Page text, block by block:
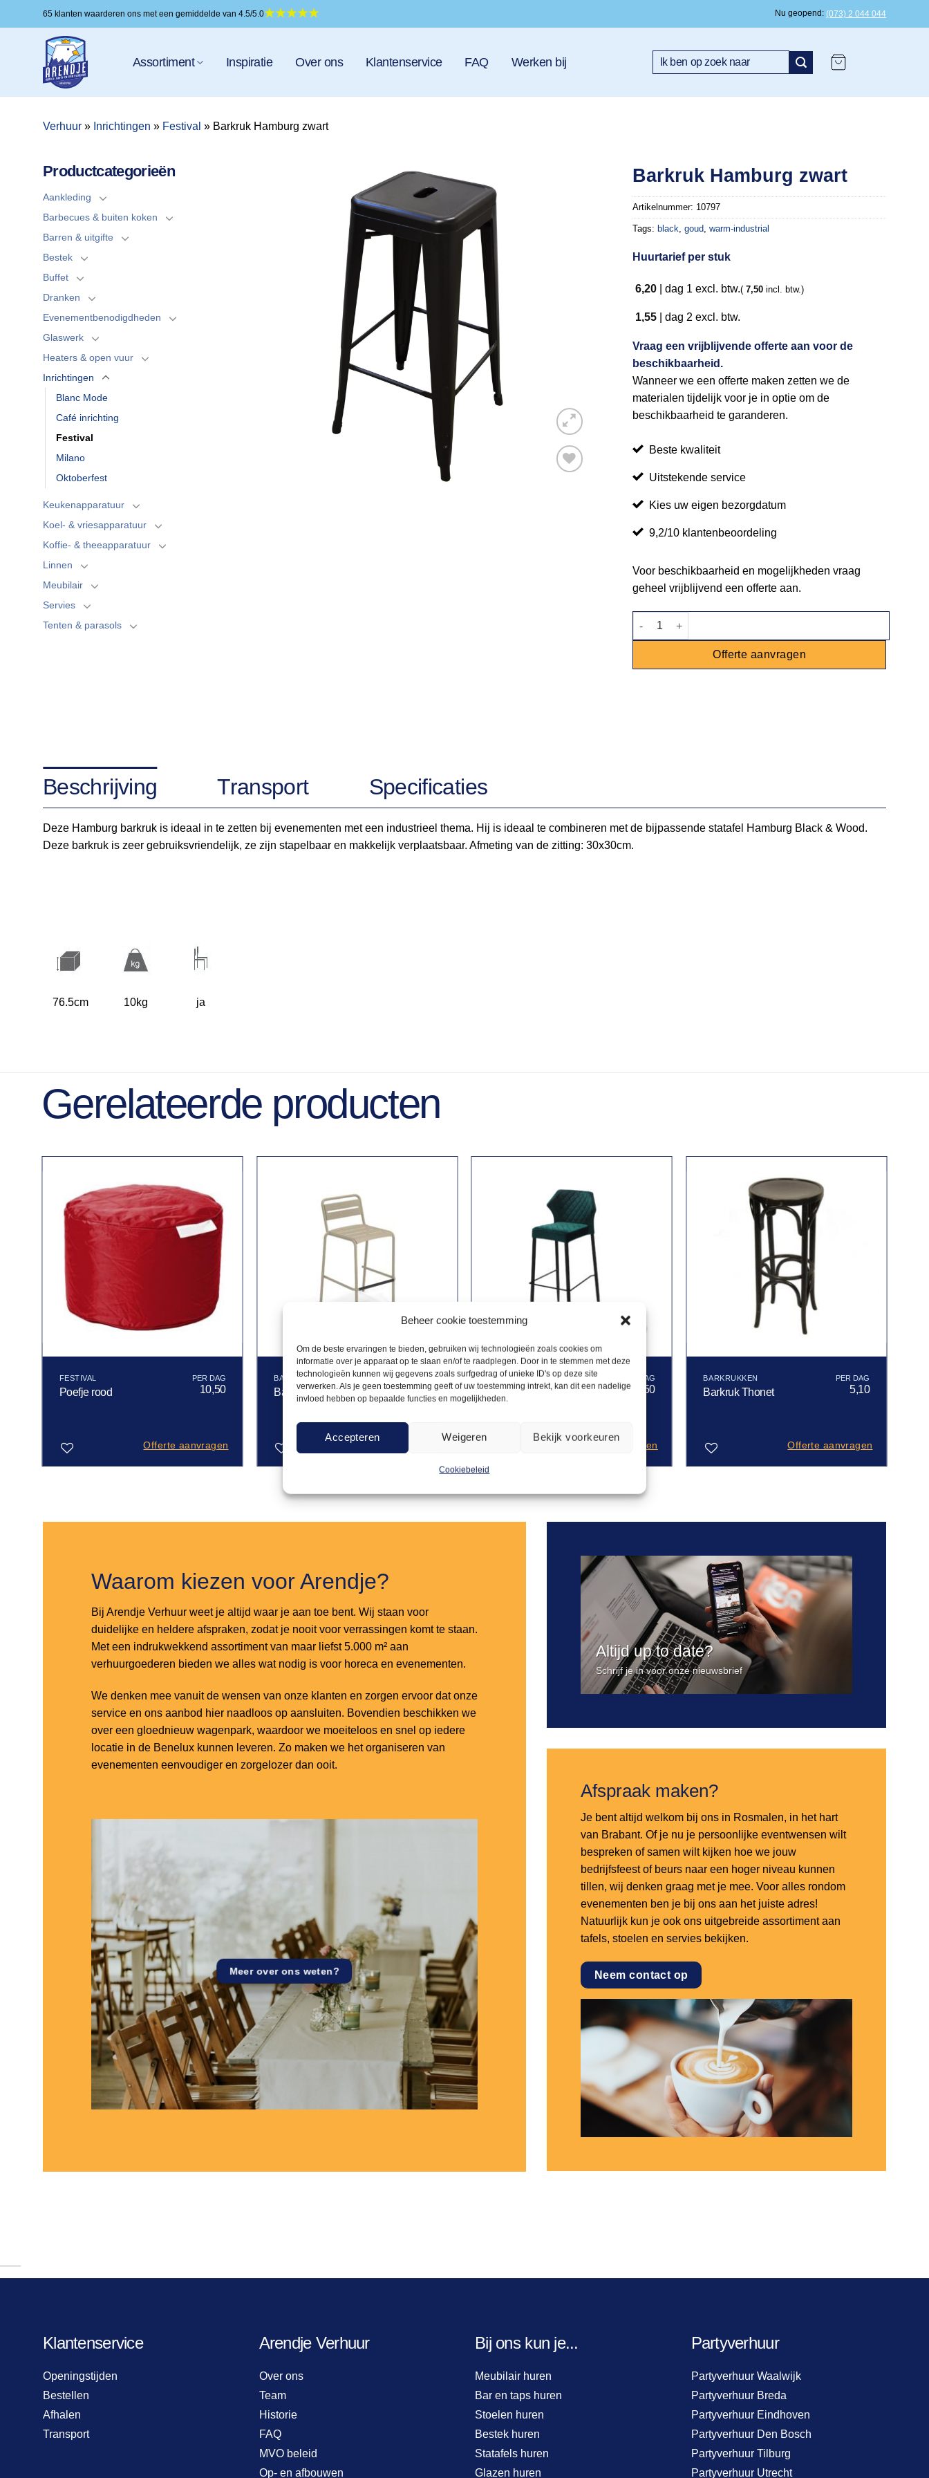
Beheer cookie toestemming
Om de beste ervaringen te bieden, gebruiken wij technologieën zoals cookies om
informatie over je apparaat op te slaan en/of te raadplegen. Door in te stemmen met deze
technologieën kunnen wij gegevens zoals surfgedrag of unieke ID's op deze site
verwerken. Als je geen toestemming geeft of uw toestemming intrekt, kan dit een nadelige
invloed hebben op bepaalde functies en mogelijkheden.
Accepteren Weigeren Bekijk voorkeuren
Cookiebeleid
naar
65 klanten waarderen ons met een gemiddelde van 4.5/5.0 Nu geopend (073) 2 044 044
Assortiment Inspiratie Over ons Klantenservice FAQ Werken bij
Zoeken
Verhuur » Inrichtingen » Festival » Barkruk Hamburg zwart
Productcategorieën
Aankleding
Barbecues & buiten koken
Barren & uitgifte
Bestek
Buffet
Dranken
Evenementbenodigdheden
Glaswerk
Heaters & open vuur
Inrichtingen
Blanc Mode
Café inrichting
Festival
Milano
Oktoberfest
Keukenapparatuur
Koel- & vriesapparatuur
Koffie- & theeapparatuur
Linnen
Meubilair
Servies
Tenten & parasols
Barkruk Hamburg zwart
Artikelnummer: 10797
Tags: black,goud,warm-industrial
Huurtarief per stuk
6,20 |dag 1 excl. btw.( 7,50 incl. btw.)
1,55 |dag 2 excl. btw.
Vraag een vrijblijvende offerte aan voor de
beschikbaarheid.
Wanneer we een offerte maken zetten we de
materialen tijdelijk voor je in optie om de
beschikbaarheid te garanderen.
Beste kwaliteit
Uitstekende service
Kies uw eigen bezorgdatum
9,2/10 klantenbeoordeling
Voor beschikbaarheid en mogelijkheden vraag
geheel vrijblijvend een offerte aan.
Barkruk Hamburg zwart aantal
Offerte aanvragen
Beschrijving Transport Specificaties
Deze Hamburg barkruk is ideaal in te zetten bij evenementen met een industrieel thema. Hij is ideaal te combineren met de bijpassende statafel Hamburg Black & Wood.
Deze barkruk is zeer gebruiksvriendelijk, ze zijn stapelbaar en makkelijk verplaatsbaar. Afmeting van de zitting: 30x30cm.
76.5cm 10kg ja
Gerelateerde producten
FESTIVAL
Poefje rood 10,50
Offerte aanvragen
BARKRUKKEN
Barkruk Emu taupe 8,50
Offerte aanvragen
Toevoegen
BARKRUKKEN
Barkruk Lou groen 12,50
Offerte aanvragen
aan
BARKRUKKEN
Barkruk Thonet 5,10
Offerte aanvragen
Waarom kiezen voor Arendje?
Bij Arendje Verhuur weet je altijd waar je aan toe bent. Wij staan voor
duidelijke en heldere afspraken, zodat je nooit voor verrassingen komt te staan.
Met een indrukwekkend assortiment van maar liefst 5.000 m² aan
verhuurgoederen bieden we alles wat nodig is voor horeca en evenementen.
We denken mee vanuit de wensen van onze klanten en zorgen ervoor dat onze
service en ons aanbod hier naadloos op aansluiten. Bovendien beschikken we
over een gloednieuw wagenpark, waardoor we moeiteloos en snel op iedere
locatie in de Benelux kunnen leveren. Zo maken we het organiseren van
evenementen eenvoudiger en zorgelozer dan ooit.
Meer over ons weten?
Altijd up to date?
Schrijf je in voor onze nieuwsbrief
Afspraak maken?
Je bent altijd welkom bij ons in Rosmalen, in het hart
van Brabant. Of je nu je persoonlijke eventwensen wilt
bespreken of samen wilt kijken hoe we jouw
bedrijfsfeest of beurs naar een hoger niveau kunnen
tillen, wij denken graag met je mee. Voor alles rondom
evenementen ben je bij ons aan het juiste adres!
Natuurlijk kun je ook ons uitgebreide assortiment aan
tafels, stoelen en servies bekijken.
Neem contact op
Klantenservice
Openingstijden
Bestellen
Afhalen
Transport
Arendje Verhuur
Over ons
Team
Historie
FAQ
MVO beleid
Op- en afbouwen
Bij ons kun je...
Meubilair huren
Bar en taps huren
Stoelen huren
Bestek huren
Statafels huren
Glazen huren
Partyverhuur
Partyverhuur Waalwijk
Partyverhuur Breda
Partyverhuur Eindhoven
Partyverhuur Den Bosch
Partyverhuur Tilburg
Partyverhuur Utrecht